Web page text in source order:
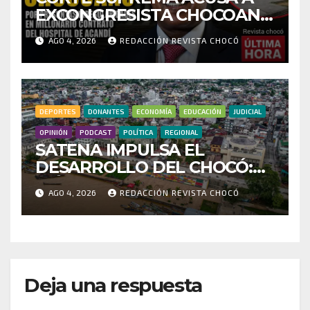
EXCONGRESISTA CHOCOANO
POR PRESUNTAS
IRREGULARIDADES EN
MILLONARIO CONTRATO
DEL HOSPITAL DE ACANDÍ
AGO 4, 2026 REDACCIÓN REVISTA CHOCÓ
DEPORTES DONANTES ECONOMÍA EDUCACIÓN JUDICIAL
OPINIÓN PODCAST POLÍTICA REGIONAL
SATENA IMPULSA EL
DESARROLLO DEL CHOCÓ:
MÁS DE 35 MIL PASAJEROS
MOVILIZADOS Y NUEVAS
RUTAS FORTALECEN LA
AGO 4, 2026 REDACCIÓN REVISTA CHOCÓ
Deja una respuesta